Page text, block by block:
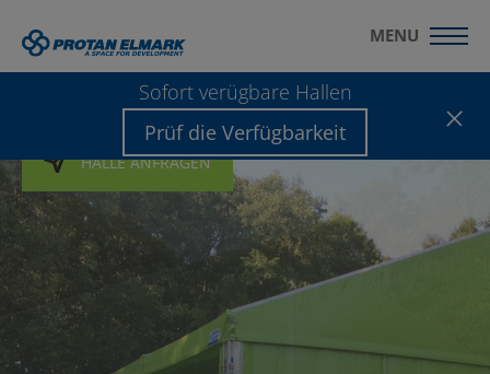
Sofort verügbare Hallen
Prüf die Verfügbarkeit
MENU
HALLE ANFRAGEN
HALLE ANFRAGEN
HALLE ANFRAGEN